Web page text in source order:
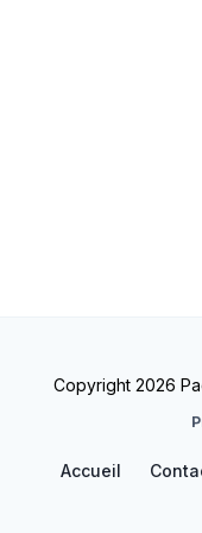
Copyright 2026
Accueil